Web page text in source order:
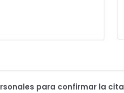
para confirmar la cita